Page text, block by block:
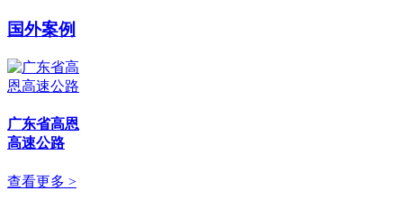
国外案例
广东省高恩
高速公路
查看更多 >